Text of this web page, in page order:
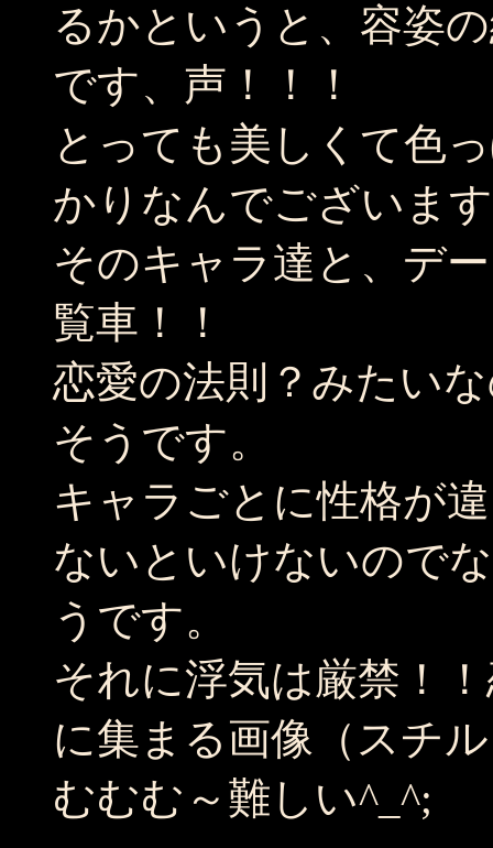
るかというと、容姿
です、声！！！
とっても美しくて色
かりなんでございま
そのキャラ達と、デ
覧車！！
恋愛の法則？みたい
そうです。
キャラごとに性格が
ないといけないので
うです。
それに浮気は厳禁！
に集まる画像（スチ
むむむ～難しい^_^;